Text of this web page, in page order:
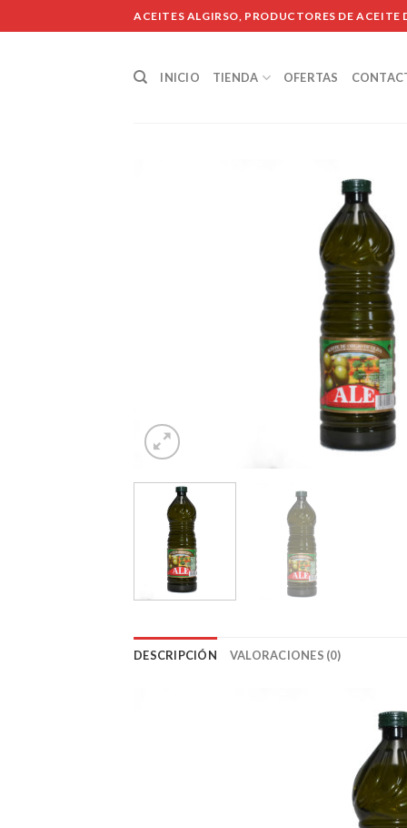
to
ACEITES ALGIRSO, PRODUCTORES DE ACEITE
INICIO TIENDA OFERTAS
DESCRIPCIÓN VALORACIONES (0)